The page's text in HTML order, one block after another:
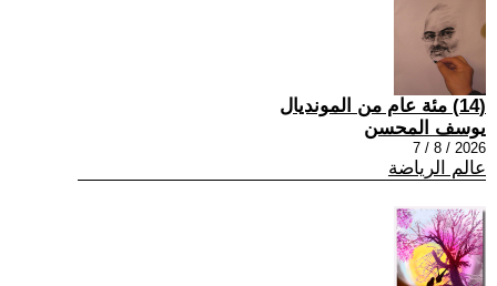
(14) مئة عام من المونديال
يوسف المحسن
2026 / 8 / 7
عالم الرياضة